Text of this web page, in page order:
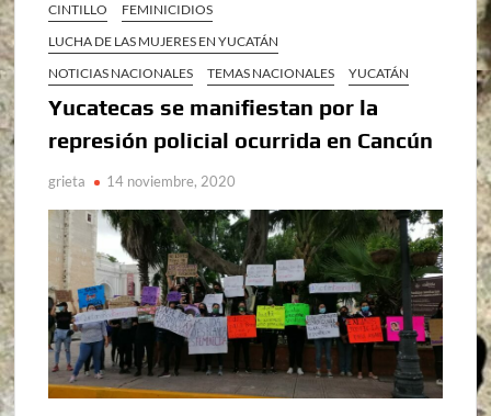
CINTILLO
FEMINICIDIOS
LUCHA DE LAS MUJERES EN YUCATÁN
NOTICIAS NACIONALES
TEMAS NACIONALES YUCATÁN
Yucatecas se manifiestan por la
represión policial ocurrida en Cancún
grieta 14 noviembre, 2020